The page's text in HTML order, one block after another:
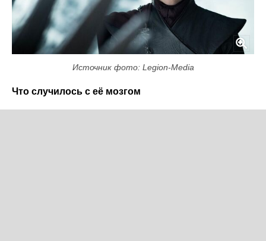
Источник фото: Legion-Media
Что случилось с её мозгом